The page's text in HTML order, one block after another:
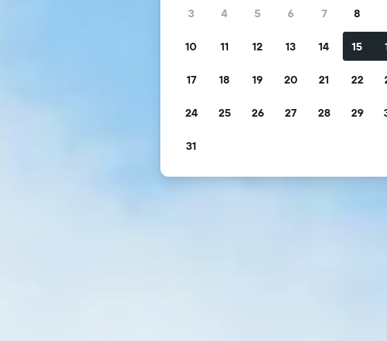
3 4 5 6 7 8
10 11 12 13 14 15
17 18 19 20 21 22
24 25 26 27 28 29
31